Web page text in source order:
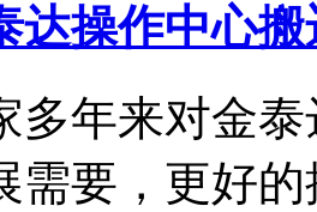
达操作中心
多年来对金
需要，更好